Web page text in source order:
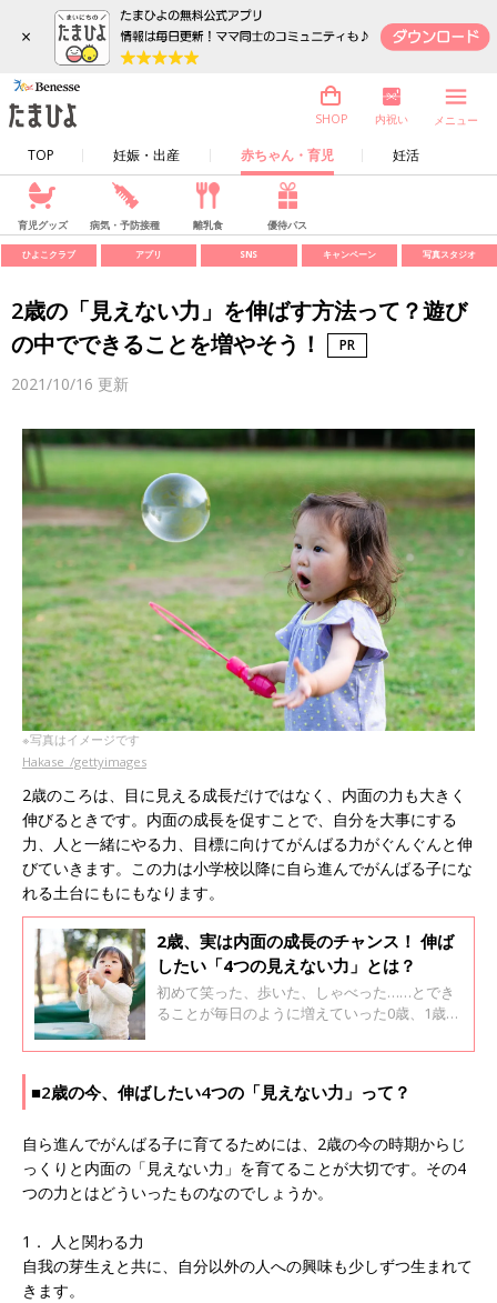
×
TOP 妊娠・出産 赤ちゃん・育児 妊活
SHOP 内祝い メニュー
育児グッズ 病気・予防接種 離乳食 優待パス
ひよこクラブ アプリ SNS キャンペーン 写真スタジオ
2歳の「見えない力」を伸ばす方法って？遊び
の中でできることを増やそう！
2021/10/16 更新
※写真はイメージです
Hakase_/gettyimages
2歳のころは、目に見える成長だけではなく、内面の力も大きく
伸びるときです。内面の成長を促すことで、自分を大事にする
力、人と一緒にやる力、目標に向けてがんばる力がぐんぐんと伸
びていきます。この力は小学校以降に自ら進んでがんばる子にな
れる土台にもにもなります。
2歳、実は内面の成長のチャンス！ 伸ば
したい「4つの見えない力」とは？
初めて笑った、歩いた、しゃべった……とでき
ることが毎日のように増えていった0歳、1歳の
たと思うかもしれません。でも、実は内面でい
のです。この内面の成長を促すことで、自分か
している中で、何気ないできごとから成長を感
じているママやパパも多いようです。
■2歳の今、伸ばしたい4つの「見えない力」って？
自ら進んでがんばる子に育てるためには、2歳の今の時期からじ
っくりと内面の「見えない力」を育てることが大切です。その4
つの力とはどういったものなのでしょうか。
1． 人と関わる力
自我の芽生えと共に、自分以外の人への興味も少しずつ生まれて
きます。